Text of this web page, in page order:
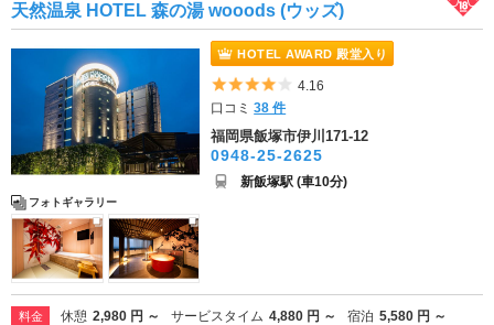
天然温泉 HOTEL 森の湯 wooods (ウッズ)
フォトギャラリー
HOTEL AWARD 殿堂入り
5つ星のうち4
4.16
口コミ38 件
福岡県飯塚市伊川171-12
0948-25-2625
新飯塚駅 (車10分)
料金 休憩 2,980 円 ～ サービスタイム 4,880 円 ～ 宿泊 5,580 円 ～